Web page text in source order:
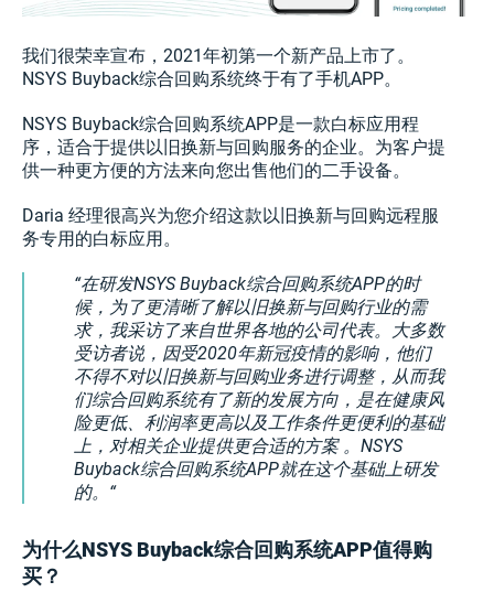
我们很荣幸宣布，2021年初第一个新产品上市了。
NSYS Buyback综合回购系统终于有了手机APP。
NSYS Buyback综合回购系统APP是一款白标应用程
序，适合于提供以旧换新与回购服务的企业。为客户提
供一种更方便的方法来向您出售他们的二手设备。
Daria 经理很高兴为您介绍这款以旧换新与回购远程服
务专用的白标应用。
在研发NSYS Buyback综合回购系统APP的时
候，为了更清晰了解以旧换新与回购行业的需
求，我采访了来自世界各地的公司代表。大多数
受访者说，因受2020年新冠疫情的影响，他们
不得不对以旧换新与回购业务进行调整，从而我
们综合回购系统有了新的发展方向，是在健康风
险更低、利润率更高以及工作条件更便利的基础
上，对相关企业提供更合适的方案 。NSYS
Buyback综合回购系统APP就在这个基础上研发
的。
为什么NSYS Buyback综合回购系统APP值得购
买？